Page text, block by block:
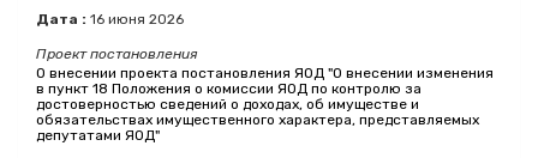
Дата : 16 июня 2026
Проект постановления
О внесении проекта постановления ЯОД "О внесении изменения
в пункт 18 Положения о комиссии ЯОД по контролю за
достоверностью сведений о доходах, об имуществе и
обязательствах имущественного характера, представляемых
депутатами ЯОД"